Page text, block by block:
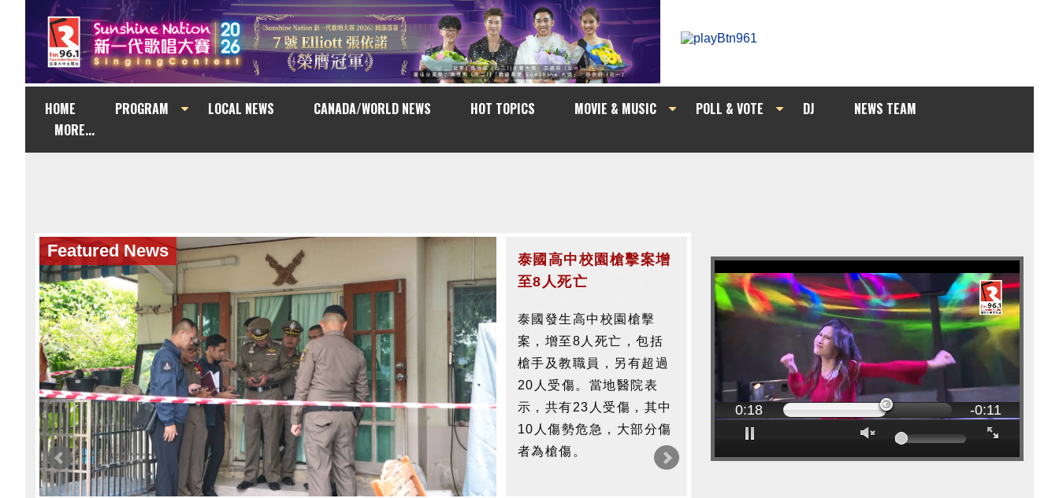
HOME PROGRAM LOCAL NEWS CANADA/WORLD NEWS HOT TOPICS MOVIE & MUSIC POLL & VOTE DJ
NEWS TEAM
MORE...
Featured News
泰國高中校園槍擊案增
至8人死亡
泰國發生高中校園槍擊
案，增至8人死亡，包括
槍手及教職員，另有超過
20人受傷。當地醫院表
示，共有23人受傷，其中
10人傷勢危急，大部分傷
者為槍傷。
Play Fullscreen
0:20 -0:09
Loaded:
0%
Progress:00:00
Mute